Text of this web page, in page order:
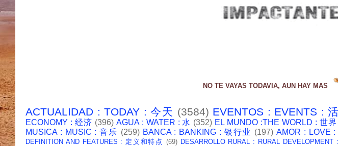
NO TE VAYAS TODAVIA, AUN HAY MAS
ACTUALIDAD : TODAY : 今天 (3584) EVENTOS : EVENTS :
ECONOMY : 经济 (396) AGUA : WATER : 水 (352) EL MUNDO :THE WORLD : 世界
MUSICA : MUSIC : 音乐 (259) BANCA : BANKING : 银行业 (197) AMOR : LOVE :
DEFINITION AND FEATURES : 定义和特点 (69) DESARROLLO RURAL : RURAL